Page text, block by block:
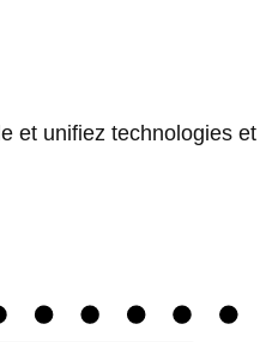
et unifiez technologies et